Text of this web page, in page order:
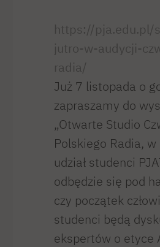
https://pja.edu.pl/
jutro-w-audycji-
radia/
Już 7 listopada o
zapraszamy do
„Otwarte Studio
Polskiego Radia,
udział studenci
odbędzie się pod
czy początek
studenci będą
ekspertów o etyce